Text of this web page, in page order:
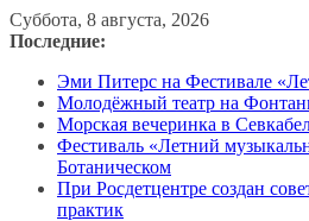
Перейти
к
Суббота, 8 августа, 2026
Последние:
Эми Питерс на Фестивале
Молодёжный театр на
Морская вечеринка в
Фестиваль «Летний
Ботаническом
При Росдетцентре создан
практик